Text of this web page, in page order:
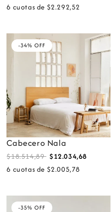
6 cuotas de $2.292,52
-34% OFF
Cabecero Nala
$18.514,89 $12.034,68
6 cuotas de $2.005,78
-35% OFF